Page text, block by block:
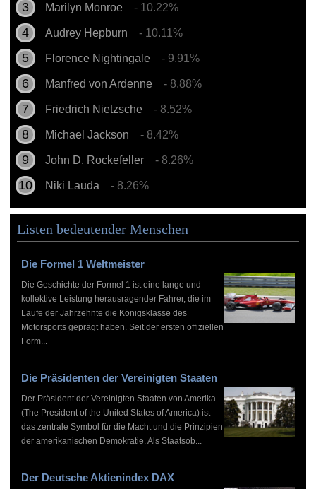
Marilyn Monroe - 10.22%
Audrey Hepburn - 10.11%
Florence Nightingale - 9.91%
Manfred von Ardenne - 8.88%
Friedrich Nietzsche - 8.52%
Michael Jackson - 8.42%
John D. Rockefeller - 8.26%
Niki Lauda - 8.26%
Listen bedeutender Menschen
Die Formel 1 Weltmeister
Die Geschichte der Formel 1 ist eine lange und
kollektive Leistung herausragender Fahrer, die im
Laufe der Jahrzehnte die Königsklasse des
Motorsports geprägt haben. Seit der ersten offiziellen
Form...
Die Präsidenten der Vereinigten Staaten
Der Präsident der Vereinigten Staaten von Amerika
(The President of the United States of America) ist
das zentrale Symbol für die Macht und die Prinzipien
der amerikanischen Demokratie. Als Staatsob...
Der Deutsche Aktienindex DAX